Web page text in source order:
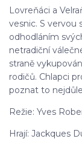
Lovreňáci a
vesnic. S vervou
odhodláním
netradiční
straně
rodičů. Chlapci
poznat to
Režie: Yves
Hrají: Jackques